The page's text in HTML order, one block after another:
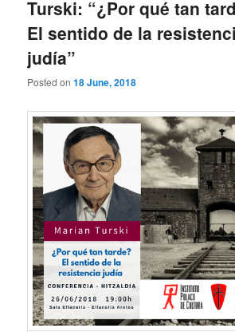
Turski: “¿Por qué tan
El sentido de la
judía”
Posted on18 June, 2018